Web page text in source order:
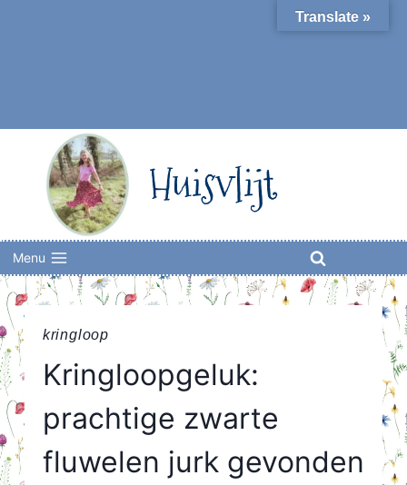
Huisvlijt
Menu
kringloop
Kringloopgeluk:
prachtige zwarte
fluwelen jurk gevonden
Translate »